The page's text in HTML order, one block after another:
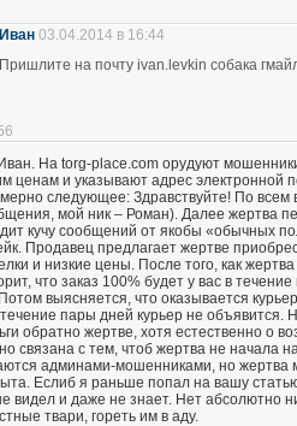
Иван 03.04.2014 в 16:44
Пришлите на почту ivan.levkin собака
На torg-place.com орудуют
ценам и указывают адрес
следующее: Здравствуйте! По
мой ник – Роман). Далее жертва
кучу сообщений от якобы «обычных
Продавец предлагает жертве
и низкие цены. После того, как
что заказ 100% будет у вас в
выясняется, что оказывается
пары дней курьер не
обратно жертве, хотя естественно о
связана с тем, чтоб жертва не начала
админами-мошенниками, но жертва
Еслиб я раньше попал на вашу
видел и даже не знает. Нет
твари, гореть им в аду.